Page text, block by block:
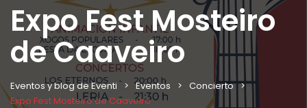
Expo Fest Mosteiro
de Caaveiro
Eventos y blog de Eventi Eventos
Concierto
Expo Fest Mosteiro de Caaveiro